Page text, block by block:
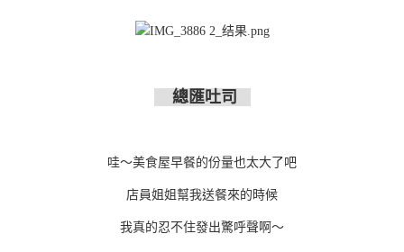
總匯吐司
哇～美食屋早餐的份量也太大了吧
店員姐姐幫我送餐來的時候
我真的忍不住發出驚呼聲啊～